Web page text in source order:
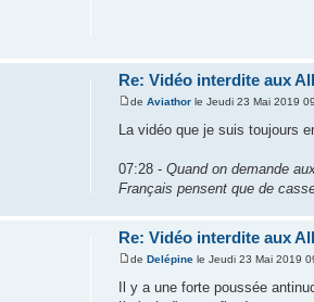
Re: Vidéo interdite aux
deAviathor le Jeudi 23 Mai 2019
La vidéo que je suis toujours
07:28 -Quand on demande
Français pensent que de
Re: Vidéo interdite aux
deDelépine le Jeudi 23 Mai 2019
Il y a une forte poussée